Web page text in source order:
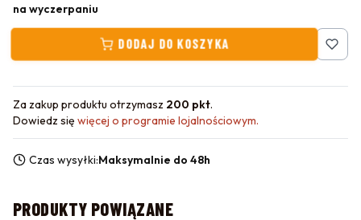
na wyczerpaniu
DODAJ DO KOSZYKA
Za zakup produktu otrzymasz 200 pkt.
Dowiedz się więcej o programie lojalnościowym.
Czas wysyłki:Maksymalnie do 48h
PRODUKTY POWIĄZANE